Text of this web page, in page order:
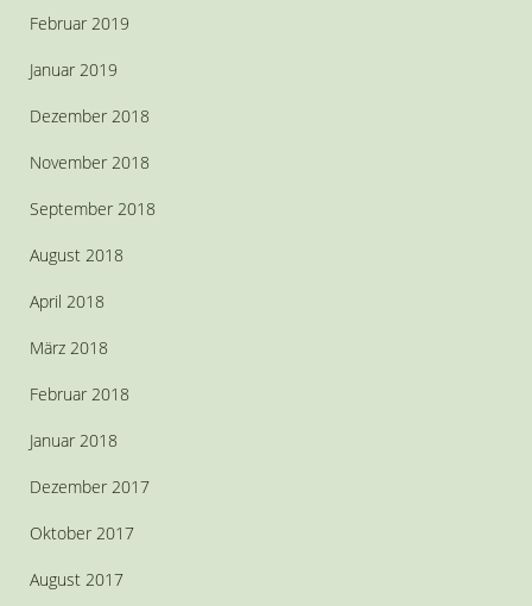
Februar 2019
Januar 2019
Dezember 2018
November 2018
September 2018
August 2018
April 2018
März 2018
Februar 2018
Januar 2018
Dezember 2017
Oktober 2017
August 2017